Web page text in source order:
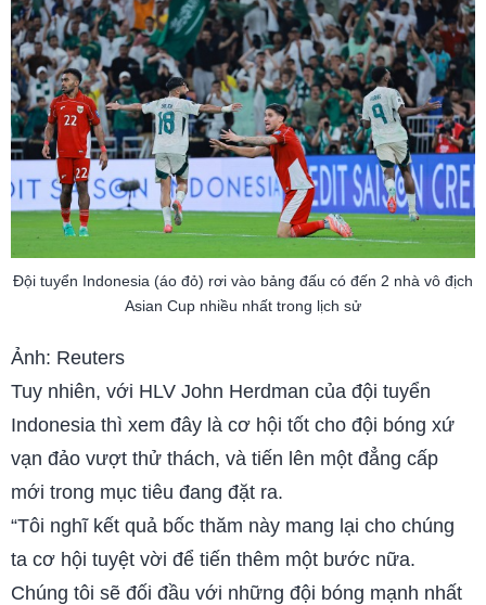
Đội tuyển Indonesia (áo đỏ) rơi vào bảng đấu có đến 2 nhà vô địch
Asian Cup nhiều nhất trong lịch sử
Ảnh: Reuters
Tuy nhiên, với HLV John Herdman của đội tuyển
Indonesia thì xem đây là cơ hội tốt cho đội bóng xứ
vạn đảo vượt thử thách, và tiến lên một đẳng cấp
mới trong mục tiêu đang đặt ra.
“Tôi nghĩ kết quả bốc thăm này mang lại cho chúng
ta cơ hội tuyệt vời để tiến thêm một bước nữa.
Chúng tôi sẽ đối đầu với những đội bóng mạnh nhất